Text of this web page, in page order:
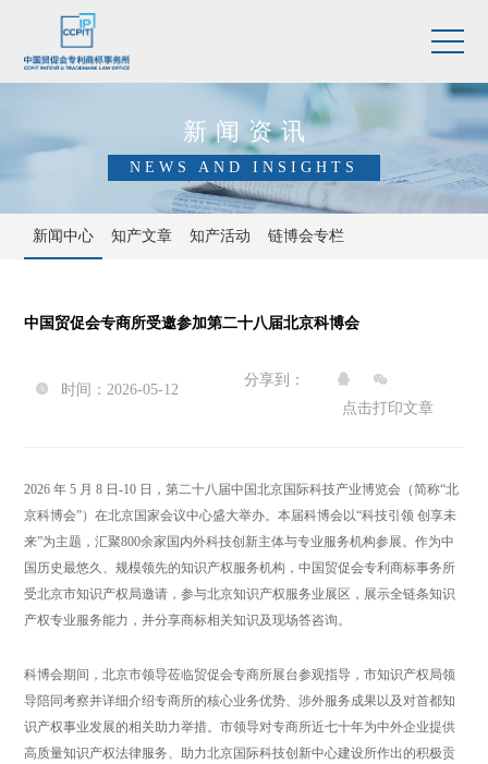
新闻资讯
NEWS AND INSIGHTS
新闻中心 知产文章 知产活动 链博会专栏
中国贸促会专商所受邀参加第二十八届北京科博会
 时间：2026-05-12
分享到：  
点击打印文章
2026 年 5 月 8 日-10 日，第二十八届中国北京国际科技产业博览会（简称“北
京科博会”）在北京国家会议中心盛大举办。本届科博会以“科技引领 创享未
来”为主题，汇聚800余家国内外科技创新主体与专业服务机构参展。作为中
国历史最悠久、规模领先的知识产权服务机构，中国贸促会专利商标事务所
受北京市知识产权局邀请，参与北京知识产权服务业展区，展示全链条知识
产权专业服务能力，并分享商标相关知识及现场答咨询。
科博会期间，北京市领导莅临贸促会专商所展台参观指导，市知识产权局领
导陪同考察并详细介绍专商所的核心业务优势、涉外服务成果以及对首都知
识产权事业发展的相关助力举措。市领导对专商所近七十年为中外企业提供
高质量知识产权法律服务、助力北京国际科技创新中心建设所作出的积极贡